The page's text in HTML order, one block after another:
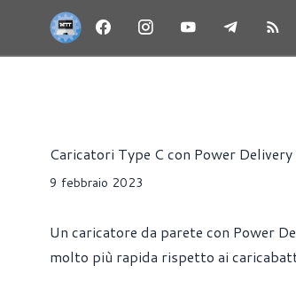
Caricatori Type C con Power
9 febbraio 2023
Un caricatore da parete con Power
molto più rapida rispetto ai